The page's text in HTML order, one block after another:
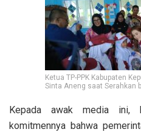
Ketua TP-PPK Kabupaten
Sinta Aneng saat Serahkan
Kepada awak media ini,
komitmennya bahwa